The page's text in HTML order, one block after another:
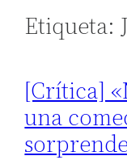
Etiqueta:
[Crítica]
una